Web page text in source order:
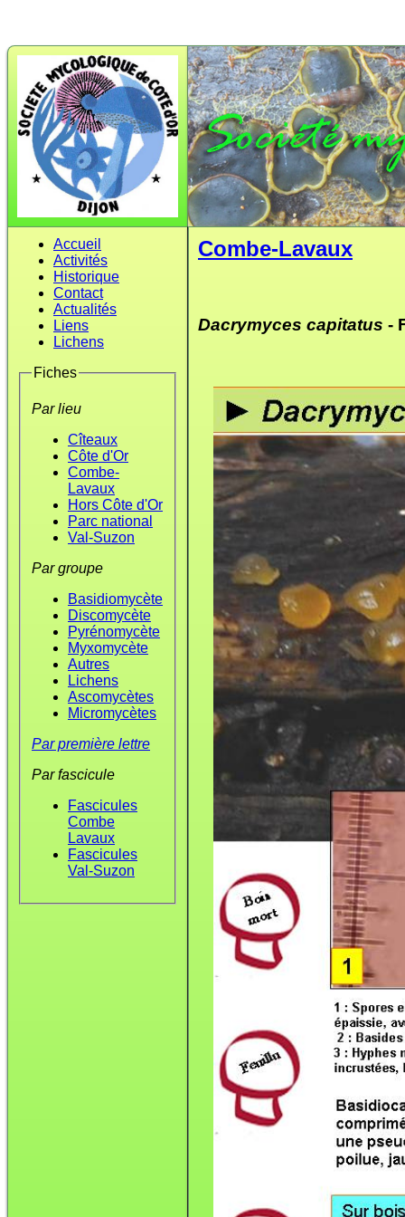
Accueil
Activités
Historique
Contact
Actualités
Liens
Lichens
Fiches
Par lieu
Cîteaux
Côte d'Or
Combe-
Lavaux
Hors Côte d'Or
Parc national
Val-Suzon
Par groupe
Basidiomycète
Discomycète
Pyrénomycète
Myxomycète
Autres
Lichens
Ascomycètes
Micromycètes
Par première lettre
Par fascicule
Fascicules
Combe
Lavaux
Fascicules
Val-Suzon
Combe-Lavaux
Dacrymyces capitatus -